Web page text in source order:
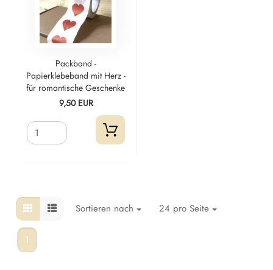
Packband -
Papierklebeband mit Herz -
für romantische Geschenke
9,50 EUR
Sortieren nach 24 pro Seite
1